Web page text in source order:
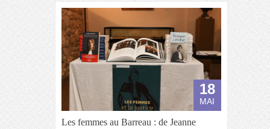
18
MAI
Les femmes au Barreau : de Jeanne